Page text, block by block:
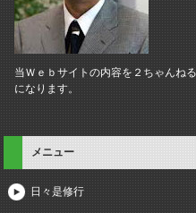
当Ｗｅｂサイトの内容を２ちゃんね
になります。
メニュー
日々是修行